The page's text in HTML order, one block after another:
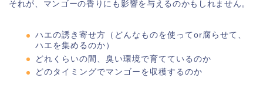
それが、マンゴーの香りにも影響を与えるのかもしれません。
ハエの誘き寄せ方（どんなものを使ってor腐らせて、
ハエを集めるのか）
どれくらいの間、臭い環境で育てているのか
どのタイミングでマンゴーを収穫するのか